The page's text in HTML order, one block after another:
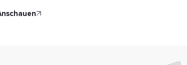
anschauen